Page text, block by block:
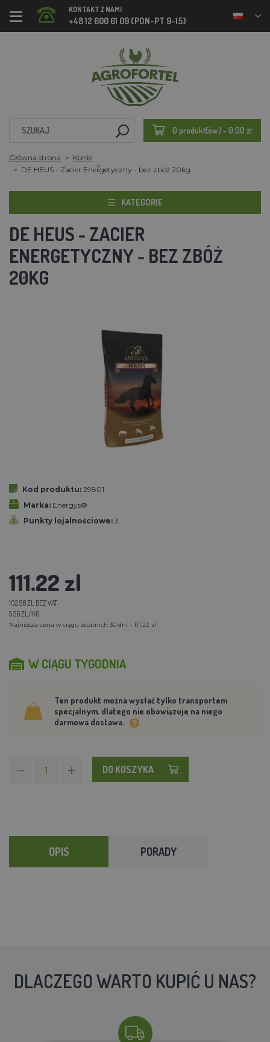
KONTAKT Z NAMI
+48 12 600 61 09 (PON-PT 9-15)
0 produkt(ów) - 0.00 zl
Główna strona
Konie
DE HEUS - Zacier Energetyczny - bez zbóż 20kg
KATEGORIE
DE HEUS - ZACIER
ENERGETYCZNY - BEZ ZBÓŻ
20KG
Kod produktu: 29801
Marka: Energys®
Punkty lojalnościowe: 3
111.22 zl
102.98 ZL BEZ VAT
5.56 ZL/KG
Najniższa cena w ciągu ostatnich 30 dni - 111.22 zl
W CIĄGU TYGODNIA
Ten produkt można wysłać tylko transportem
specjalnym, dlatego nie obowiązuje na niego
darmowa dostawa.
DO KOSZYKA
OPIS PORADY
DLACZEGO WARTO KUPIĆ U NAS?